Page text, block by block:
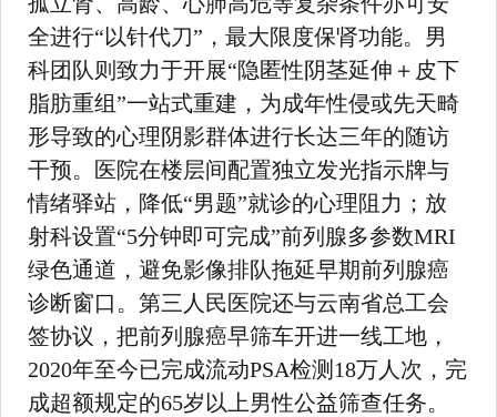
全进行“以针代刀”，最大限度保肾功能。男
科团队则致力于开展“隐匿性阴茎延伸＋皮下
脂肪重组”一站式重建，为成年性侵或先天畸
形导致的心理阴影群体进行长达三年的随访
干预。医院在楼层间配置独立发光指示牌与
情绪驿站，降低“男题”就诊的心理阻力；放
射科设置“5分钟即可完成”前列腺多参数MRI
绿色通道，避免影像排队拖延早期前列腺癌
诊断窗口。第三人民医院还与云南省总工会
签协议，把前列腺癌早筛车开进一线工地，
2020年至今已完成流动PSA检测18万人次，完
成超额规定的65岁以上男性公益筛查任务。